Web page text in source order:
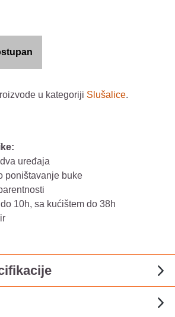
u kategoriji Slušalice.
uređaja
poništavanje buke
10h, sa kućištem do 38h